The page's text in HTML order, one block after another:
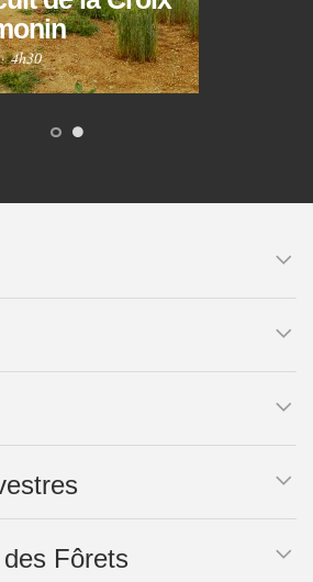
4h30
Fôrets